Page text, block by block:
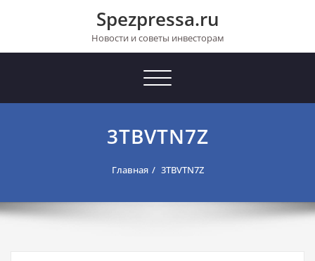
Spezpressa.ru
Новости и советы инвесторам
Toggle
3TBVTN7Z
Главная 3TBVTN7Z